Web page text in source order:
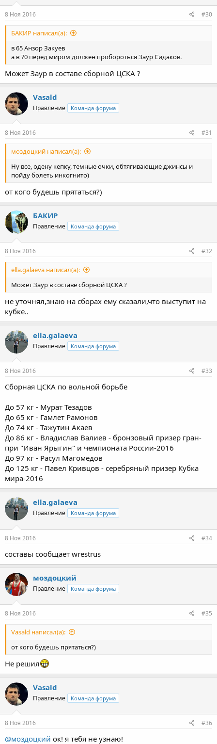
Cборная Россия по вольной борьбе
юниоров-2014
До 65 кг - Анзор Закуев
До 74 кг - Гаджи Набиев - победитель первенства мира среди
юниоров-2015
среди юниоров-2016
До 97 кг - Юрий Власко - двукратный победитель первенства
Европы среди юниоров (2015, 2016), Ахмед Ботаев
До 125 кг - Казбек Хубулов - победитель первенства мира среди
юниоров-2016
8 Ноя 2016 #30
БАКИР написал(а):
в 65 Анзор Закуев
а в 70 перед миром должен пробороться Заур Сидаков.
Может Заур в составе сборной ЦСКА ?
Vasald
Правление Команда форума
8 Ноя 2016 #31
моздоцкий написал(а):
Ну все, одену кепку, темные очки, обтягивающие джинсы и
пойду болеть инкогнито)
от кого будешь прятаться?)
БАКИР
Правление Команда форума
8 Ноя 2016 #32
ella.galaeva написал(а):
Может Заур в составе сборной ЦСКА ?
не уточнял,знаю на сборах ему сказали,что выступит на
кубке..
ella.galaeva
Правление Команда форума
8 Ноя 2016 #33
Сборная ЦСКА по вольной борьбе
До 57 кг - Мурат Тезадов
До 65 кг - Гамлет Рамонов
До 74 кг - Тажутин Акаев
До 86 кг - Владислав Валиев - бронзовый призер гран-
при "Иван Ярыгин" и чемпионата России-2016
До 97 кг - Расул Магомедов
До 125 кг - Павел Кривцов - серебряный призер Кубка
мира-2016
ella.galaeva
Правление Команда форума
8 Ноя 2016 #34
составы сообщает wrestrus
моздоцкий
Правление Команда форума
8 Ноя 2016 #35
Vasald написал(а):
от кого будешь прятаться?)
Не решил
Vasald
Правление Команда форума
8 Ноя 2016 #36
@моздоцкий ок! я тебя не узнаю!